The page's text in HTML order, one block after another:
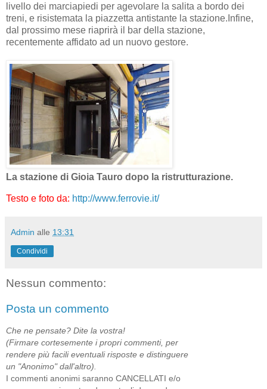
livello dei marciapiedi per agevolare la salita a bordo dei
treni, e risistemata la piazzetta antistante la stazione.Infine,
dal prossimo mese riaprirà il bar della stazione,
recentemente affidato ad un nuovo gestore.
La stazione di Gioia Tauro dopo la ristrutturazione.
Testo e foto da: http://www.ferrovie.it/
Admin alle 13:31
Condividi
Nessun commento:
Posta un commento
Che ne pensate? Dite la vostra!
(Firmare cortesemente i propri commenti, per
rendere più facili eventuali risposte e distinguere
un "Anonimo" dall'altro).
I commenti anonimi saranno CANCELLATI e/o